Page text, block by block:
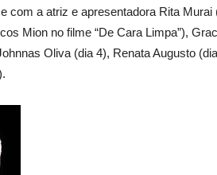
com a atriz e apresentadora Rita
Mion no filme “De Cara Limpa”),
Oliva (dia 4), Renata Augusto